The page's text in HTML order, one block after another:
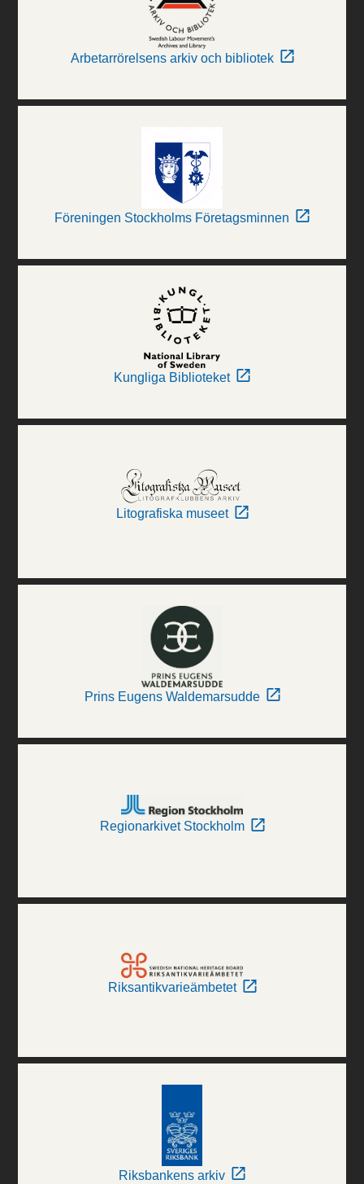
Arbetarrörelsens arkiv och bibliotek
Föreningen Stockholms Företagsminnen
Kungliga Biblioteket
Litografiska museet
Prins Eugens Waldemarsudde
Regionarkivet Stockholm
Riksantikvarieämbetet
Riksbankens arkiv